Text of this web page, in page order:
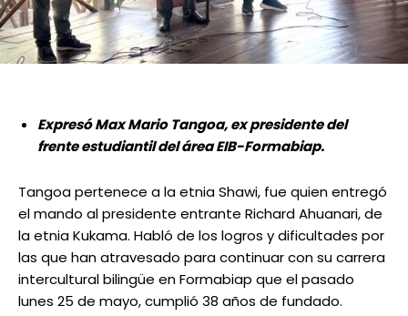
Expresó Max Mario Tangoa, ex presidente del
frente estudiantil del área EIB-Formabiap.
Tangoa pertenece a la etnia Shawi, fue quien entregó
el mando al presidente entrante Richard Ahuanari, de
la etnia Kukama. Habló de los logros y dificultades por
las que han atravesado para continuar con su carrera
intercultural bilingüe en Formabiap que el pasado
lunes 25 de mayo, cumplió 38 años de fundado.